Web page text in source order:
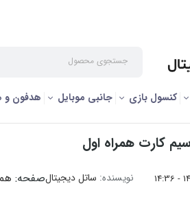
کنسول بازی جانبی موبایل هدفون حضوری / امورمشترکین تلفن همراه / همراه
کارت همراه اول
نویسنده: ساتل دیجیتالصفحه: